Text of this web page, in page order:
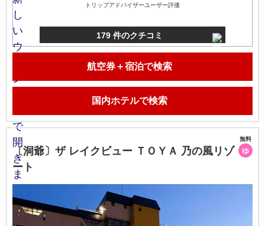
トリップアドバイザーユーザー評価
179 件のクチコミ
航空券＋宿泊で検索
国内ホテルで検索
〔洞爺〕ザ レイクビュー ＴＯＹＡ 乃の風リゾ
ート
無料
ゆ